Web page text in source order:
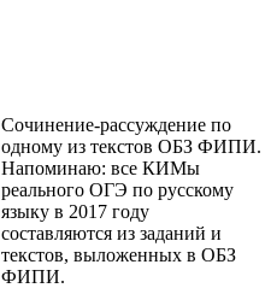
Сочинение-рассуждение по
одному из текстов ОБЗ ФИПИ.
Напоминаю: все КИМы
реального ОГЭ по русскому
языку в 2017 году
составляются из заданий и
текстов, выложенных в ОБЗ
ФИПИ.